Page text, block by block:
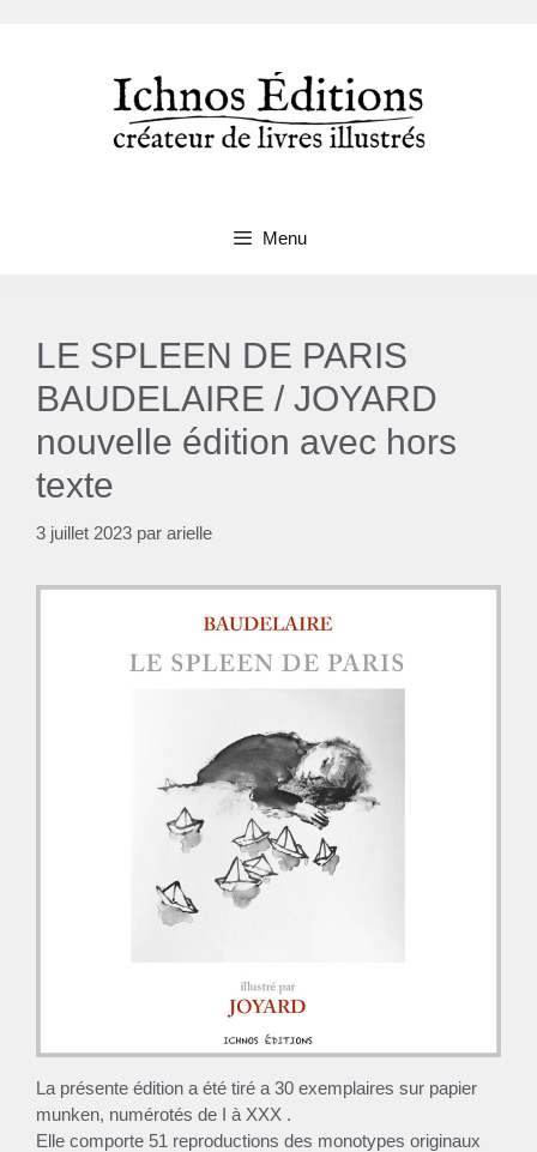
Menu
LE SPLEEN DE PARIS
BAUDELAIRE / JOYARD
nouvelle édition avec hors
texte
3 juillet 2023 par arielle
La présente édition a été tiré a 30 exemplaires sur papier
munken, numérotés de I à XXX .
Elle comporte 51 reproductions des monotypes originaux